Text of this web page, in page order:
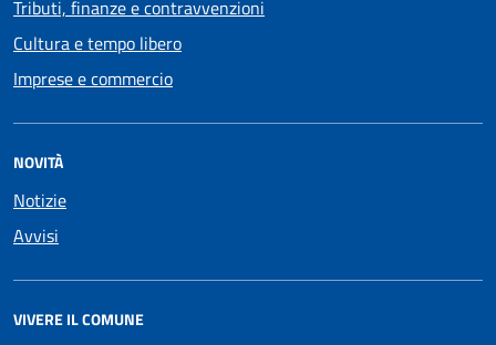
Tributi, finanze e contravvenzioni
Cultura e tempo libero
Imprese e commercio
NOVITÀ
Notizie
Avvisi
VIVERE IL COMUNE